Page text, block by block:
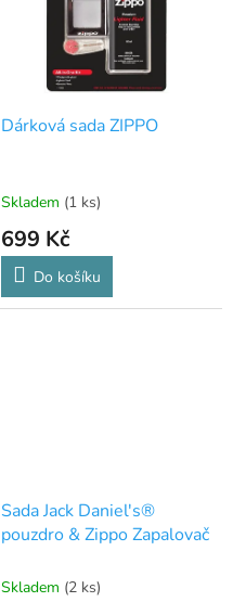
Dárková sada ZIPPO
Skladem (1 ks)
699 Kč
Do košíku
Sada Jack Daniel's®
pouzdro & Zippo Zapalovač
Skladem (2 ks)